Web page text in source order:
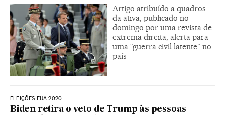
Artigo atribuído a quadros
da ativa, publicado no
domingo por uma revista de
extrema direita, alerta para
uma “guerra civil latente” no
país
ELEIÇÕES EUA 2020
Biden retira o veto de Trump às pessoas